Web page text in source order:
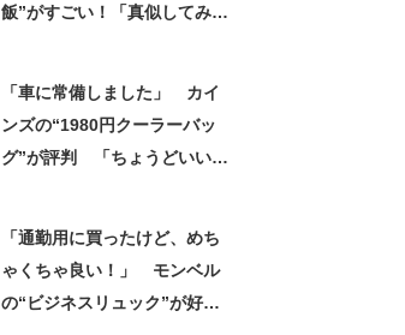
飯”がすごい！「真似してみま
「車に常備しました」 カイ
ンズの“1980円クーラーバッ
グ”が評判 「ちょうどいい大
「通勤用に買ったけど、めち
ゃくちゃ良い！」 モンベル
の“ビジネスリュック”が好